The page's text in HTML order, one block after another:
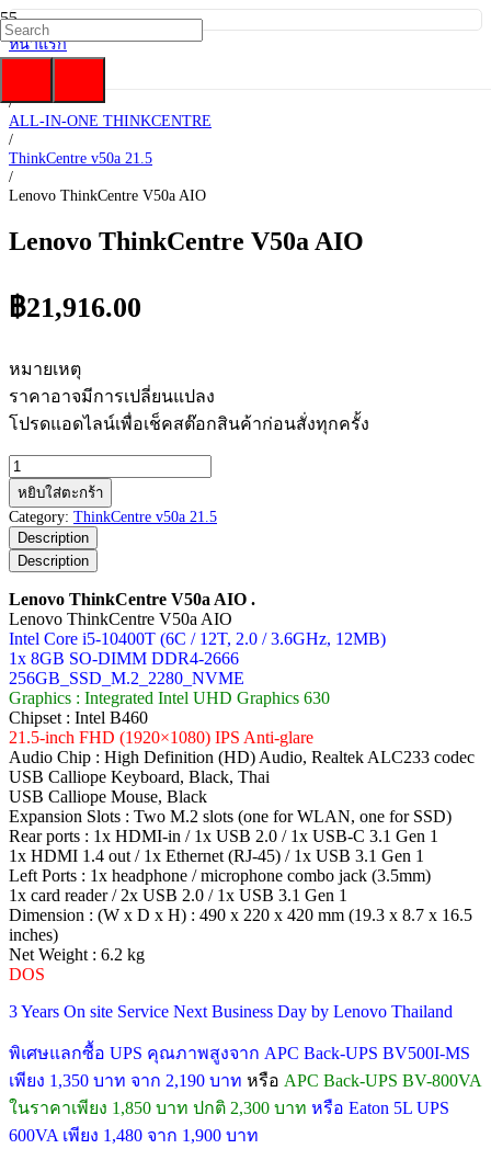
หน้าแรก
/
/
ALL-IN-ONE THINKCENTRE
/
ThinkCentre v50a 21.5
/
Lenovo ThinkCentre V50a AIO
Lenovo ThinkCentre V50a AIO
฿21,916.00
หมายเหตุ
ราคาอาจมีการเปลี่ยนแปลง
โปรดแอดไลน์เพื่อเช็คสต๊อกสินค้าก่อนสั่งทุกครั้ง
จำนวน
Lenovo
ThinkCentre
V50a
AIO
ชิ้น
หยิบใส่ตะกร้า
Category: ThinkCentre v50a 21.5
Description
Description
Lenovo ThinkCentre V50a AIO .
Lenovo ThinkCentre V50a AIO
Intel Core i5-10400T (6C / 12T, 2.0 / 3.6GHz, 12MB)
1x 8GB SO-DIMM DDR4-2666
256GB_SSD_M.2_2280_NVME
Graphics : Integrated Intel UHD Graphics 630
Chipset : Intel B460
21.5-inch FHD (1920×1080) IPS Anti-glare
Audio Chip : High Definition (HD) Audio, Realtek ALC233 codec
USB Calliope Keyboard, Black, Thai
USB Calliope Mouse, Black
Expansion Slots : Two M.2 slots (one for WLAN, one for SSD)
Rear ports : 1x HDMI-in / 1x USB 2.0 / 1x USB-C 3.1 Gen 1
1x HDMI 1.4 out / 1x Ethernet (RJ-45) / 1x USB 3.1 Gen 1
Left Ports : 1x headphone / microphone combo jack (3.5mm)
1x card reader / 2x USB 2.0 / 1x USB 3.1 Gen 1
Dimension : (W x D x H) : 490 x 220 x 420 mm (19.3 x 8.7 x 16.5
inches)
Net Weight : 6.2 kg
DOS
3 Years On site Service Next Business Day by Lenovo Thailand
พิเศษแลกซื้อ UPS คุณภาพสูงจาก APC Back-UPS BV500I-MS
เพียง 1,350 บาท จาก 2,190 บาท หรือ APC Back-UPS BV-800VA
ในราคาเพียง 1,850 บาท ปกติ 2,300 บาท หรือ Eaton 5L UPS
600VA เพียง 1,480 จาก 1,900 บาท